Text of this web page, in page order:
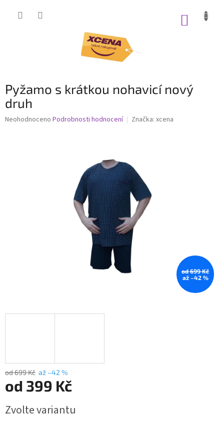
Pyžamo s krátkou nohavicí nový
druh
Průměrné
Neohodnoceno Podrobnosti hodnocení Značka: xcena
od 699 Kč
až –42 %
od 699 Kč až –42 %
od 399 Kč
cena:
Zvolte variantu